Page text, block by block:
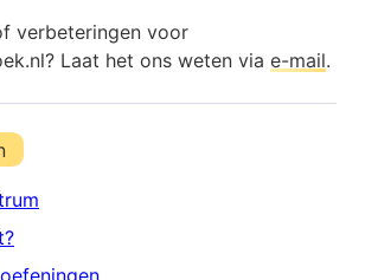
verbeteringen voor
Laat het ons weten via e-mail.